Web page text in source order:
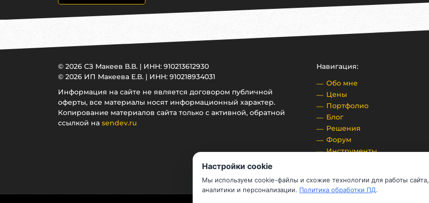
© 2026 СЗ Макеев В.В. | ИНН: 910213612930
© 2026 ИП Макеева Е.В. | ИНН: 910218934031
Информация на сайте не является договором публичной
оферты, все материалы носят информационный характер.
Копирование материалов сайта только с активной, обратной
ссылкой на sendev.ru
Навигация:
Обо мне
Цены
Портфолио
Блог
Решения
Форум
Инструменты
Настройки cookie
Мы используем cookie-файлы и схожие технологии для работы сайта,
аналитики и персонализации. Политика обработки ПД.